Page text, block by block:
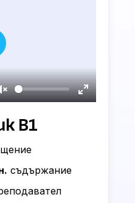
Unmute
Enter
B1
съдържание